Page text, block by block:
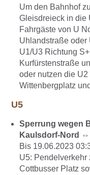
Um den Bahnhof
Gleisdreieck in die
Fahrgäste von U
Uhlandstraße oder
U1/U3 Richtung
Kurfürstenstraße
oder nutzen die
Wittenbergplatz
U5
Sperrung wegen
Kaulsdorf-Nord
Bis 19.06.2023
U5: Pendelverkehr
Cottbusser Platz